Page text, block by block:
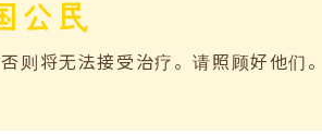
公民
则将无法接受治疗。请照顾好他们。